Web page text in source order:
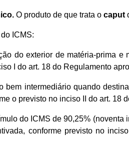
O produto de que trata o caput
do ICMS:
do exterior de matéria-prima
I do art. 18 do Regulamento
bem intermediário quando
o previsto no inciso II do art. 18
do ICMS de 90,25%
conforme previsto no